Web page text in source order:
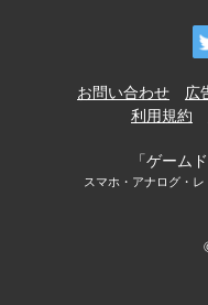
お問い合わせ 広
利用規約
「ゲーム
スマホ・アナログ・